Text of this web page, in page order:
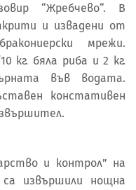
“Жребчево“. В
и извадени от
мрежи.
кг. бяла риба и 2 кг.
във водата.
констативен
и контрол” на
извършили нощна